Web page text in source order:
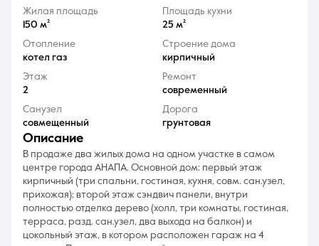
8 (861) 297-00-00
Ежедневно с 08:30 до 20:00
Жилая площадь
150 м²
Площадь кухни
25 м²
Отопление
котел газ
Строение дома
кирпичный
Этаж
2
Ремонт
современный
Санузел
совмещенный
Дорога
грунтовая
описание
В продаже два жилых дома на одном участке в самом
центре города АНАПА. Основной дом: первый этаж
кирпичный (три спальни, гостиная, кухня, совм. сан.узел,
прихожая); второй этаж сэндвич панели, внутри
полностью отделка дерево (холл, три комнаты, гостиная,
терраса, разд. сан.узел, два выхода на балкон) и
цокольный этаж, в котором расположен гараж на 4